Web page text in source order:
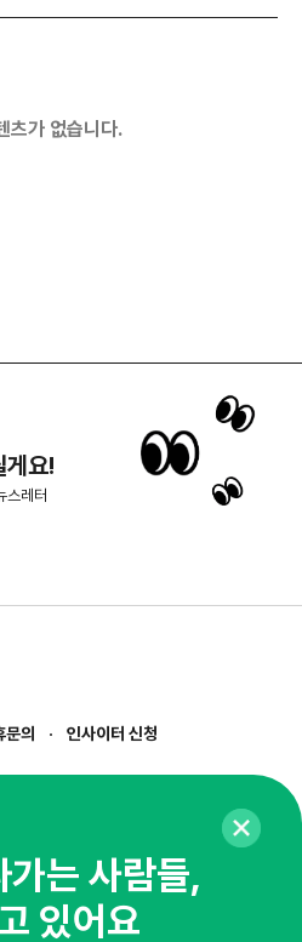
츠가 없습니다.
게요!
레터
문의
인사이터 신청
16
가는 사람들,
있어요